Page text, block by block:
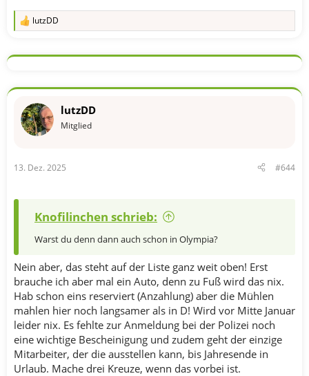
R
k
o
e
n
lutzDD
lutzDD
Mitglied
13. Dez. 2025 #644
Knofilinchen schrieb:
Warst du denn dann auch schon in Olympia?
Nein aber, das steht auf der Liste ganz weit oben! Erst
brauche ich aber mal ein Auto, denn zu Fuß wird das nix.
Hab schon eins reserviert (Anzahlung) aber die Mühlen
mahlen hier noch langsamer als in D! Wird vor Mitte Januar
leider nix. Es fehlte zur Anmeldung bei der Polizei noch
eine wichtige Bescheinigung und zudem geht der einzige
Mitarbeiter, der die ausstellen kann, bis Jahresende in
Urlaub. Mache drei Kreuze, wenn das vorbei ist.